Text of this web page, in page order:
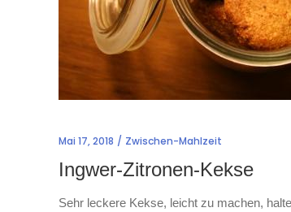
Mai 17, 2018 Zwischen-Mahlzeit
Ingwer-Zitronen-Kekse
Sehr leckere Kekse, leicht zu machen,